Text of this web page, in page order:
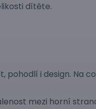
dítěte.
i design. Na
mezi horní